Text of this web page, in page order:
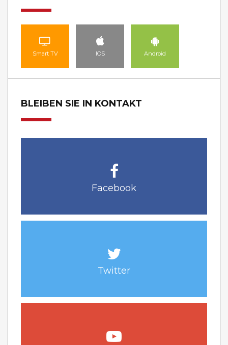
Smart TV IOS Android
BLEIBEN SIE IN KONTAKT
Facebook
Twitter